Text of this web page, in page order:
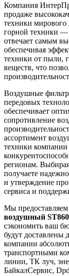
Компания
продаже
техники мирового
горной техники
отвечает самым
обеспечивая
техники от пыли,
веществ, что
Воздушные
передовых
обеспечивает
сопротивление
ассортимент
техники компании
регионам.
получаете
и утверждение
сервиса и
Мы предоставляем
воздушный
сэкономить ваш
будут доставлены
компании
транспортными
линии, ТК луч,
БайкалСервис,